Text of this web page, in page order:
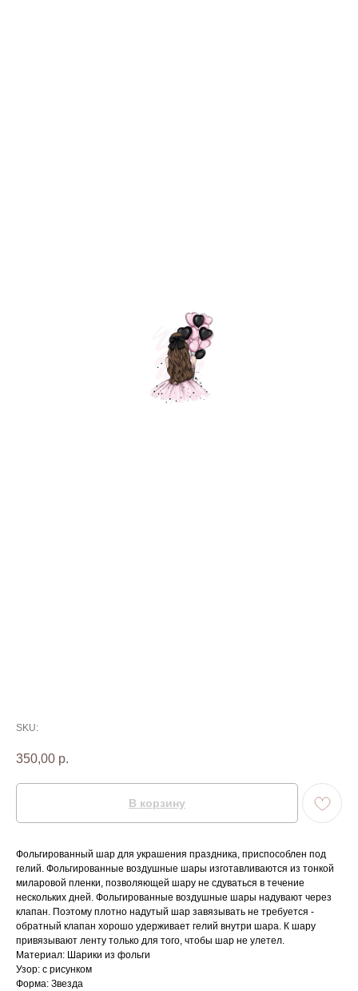
SKU:
350,00 р.
В корзину
Фольгированный шар для украшения праздника, приспособлен под
гелий. Фольгированные воздушные шары изготавливаются из тонкой
миларовой пленки, позволяющей шару не сдуваться в течение
нескольких дней. Фольгированные воздушные шары надувают через
клапан. Поэтому плотно надутый шар завязывать не требуется -
обратный клапан хорошо удерживает гелий внутри шара. К шару
привязывают ленту только для того, чтобы шар не улетел.
Материал: Шарики из фольги
Узор: с рисунком
Форма: Звезда